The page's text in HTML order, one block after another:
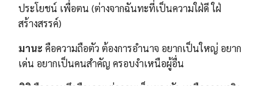
ประโยชน์ เพื่อตน (ต่างจากฉันทะที่เป็นความใฝ่ดี ใฝ่
สร้างสรรค์)
มานะ คือความถือตัว ต้องการอำนาจ อยากเป็นใหญ่ อยาก
เด่น อยากเป็นคนสำคัญ ครอบงำเหนือผู้อื่น